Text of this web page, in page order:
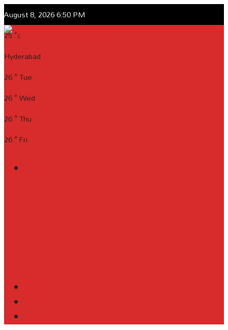
August 8, 2026 6:50 PM
25°c
Hyderabad
26°Tue
26°Wed
26°Thu
26°Fri